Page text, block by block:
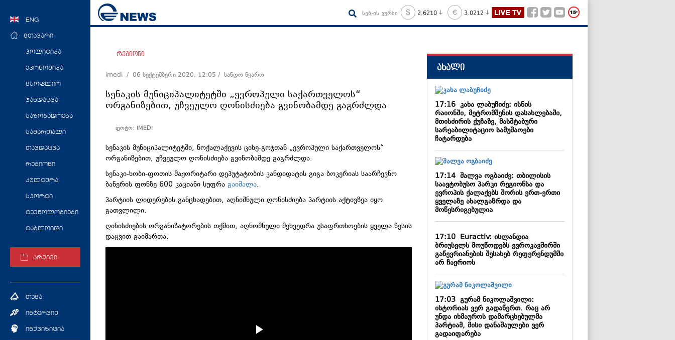
ENG
მთავარი
პოლიტიკა
ეკონომიკა
მსოფლიო
ჯანდაცვა
საზოგადოება
სამართალი
თავდაცვა
რეგიონი
კულტურა
სპორტი
ტექნოლოგიები
ტაბლოიდი
არქივი
თემა
ინტერვიუ
ინქვიზიცია
სებ-ის კურსი 2.6210 3.0212
რეგიონი
imedi / 06 სექტემბერი 2020, 12:05 / სანდო წყარო
სენაკის მუნიციპალიტეტში „ევროპული საქართველოს“
ორგანიზებით, უჩვეულო ღონისძიება გვინობამდე გაგრძლდა
ფოტო: IMEDI
სენაკის მუნიციპალიტეტში, ნოქალაქევის ციხე-გოჯთან „ევროპული საქართველოს“
ორგანიზებით, უჩვეულო ღონისძიება გვინობამდე გაგრძლდა.
სენაკი-ხობი-ფოთის მაჟორიტარი დეპუტატობის კანდიდატის გიგა ბოკერიას საარჩევნო
ბანერის ფონზე 600 კაციანი სუფრა გაიშალა.
პარტიის ლიდერების განცხადებით, აღნიშნული ღონისძიება პარტიის აქტივზეა იყო
გათვლილი.
ღინისძიების ორგანიზატორების თქმით, აღნოშნული შეხვედრა უსაფრთხოების ყველა წესის
დაცვით გაიმართა.
ახალი
17:16კახა ლაბუჩიძე: ისნის
რაიონში, მეტრომშენის დასახლებაში,
მთისძირის ქუჩაზე, მასშტაბური
სარეაბილიტაციო სამუშაოები
ჩატარდება
17:14შალვა ოგბაიძე: თბილისის
საავტობუსო პარკი რეგიონსა და
ევროპის ქალაქებს შორის ერთ-ერთი
ყველაზე ახალგაზრდა და
მოწესრიგებულია
17:10Euractiv: ისლანდია
ბრიუსელს მოუწოდებს ევროკავშირში
გაწევრიანების შესახებ რეფერენდუმში
არ ჩაერიოს
17:03გურამ ნიკოლაშვილი:
ისტორიას ვერ გადაწერთ. რაც არ
უნდა იხმაუროს დამარცხებულმა
პარტიამ, მისი დანაშაულები ვერ
გადაიფარება